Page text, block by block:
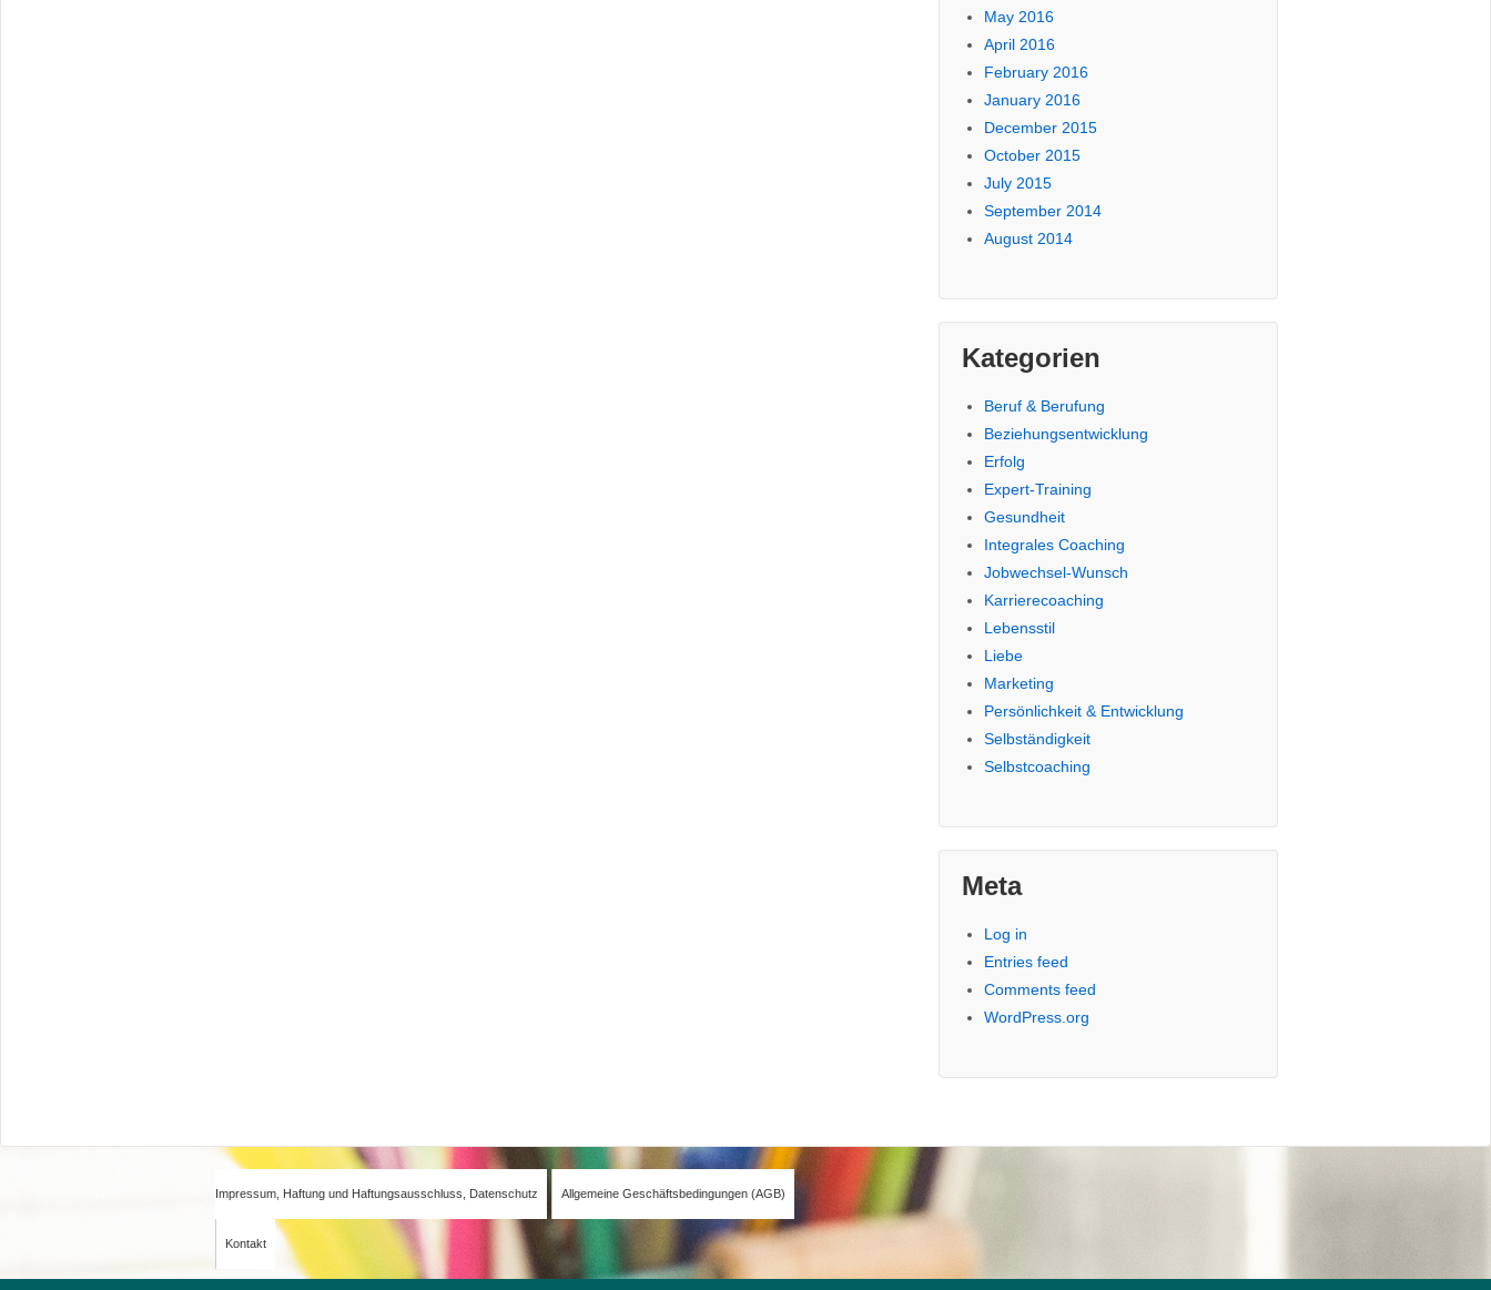
May 2016
April 2016
February 2016
January 2016
December 2015
October 2015
July 2015
September 2014
August 2014
Kategorien
Beruf & Berufung
Beziehungsentwicklung
Erfolg
Expert-Training
Gesundheit
Integrales Coaching
Jobwechsel-Wunsch
Karrierecoaching
Lebensstil
Liebe
Marketing
Persönlichkeit & Entwicklung
Selbständigkeit
Selbstcoaching
Meta
Log in
Entries feed
Comments feed
WordPress.org
Impressum, Haftung und Haftungsausschluss, Datenschutz Allgemeine Geschäftsbedingungen (AGB)
Kontakt